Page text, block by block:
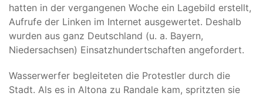
hatten in der vergangenen Woche ein Lagebild erstellt,
Aufrufe der Linken im Internet ausgewertet. Deshalb
wurden aus ganz Deutschland (u. a. Bayern,
Niedersachsen) Einsatzhundertschaften angefordert.
Wasserwerfer begleiteten die Protestler durch die
Stadt. Als es in Altona zu Randale kam, spritzten sie